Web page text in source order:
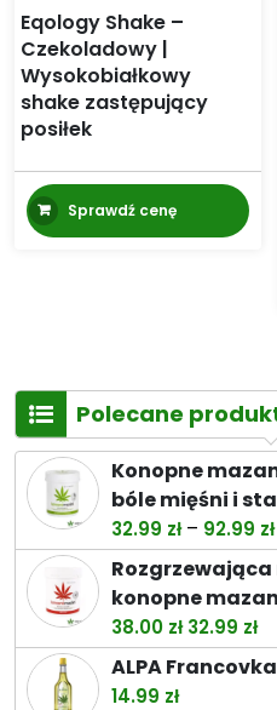
Eqology Shake –
Czekoladowy |
Wysokobiałkowy
shake zastępujący
posiłek
Sprawdź cenę
Polecane
Konopne
bóle mięśni i
32.99 zł – 92.99 zł
konopne
38.00 zł Pierwotna
cena
32.99 zł
ALPA
14.99 zł